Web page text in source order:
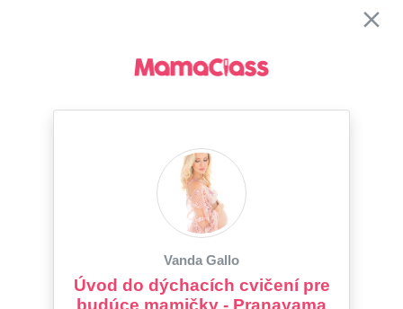
Vanda Gallo
Úvod do dýchacích cvičení pre